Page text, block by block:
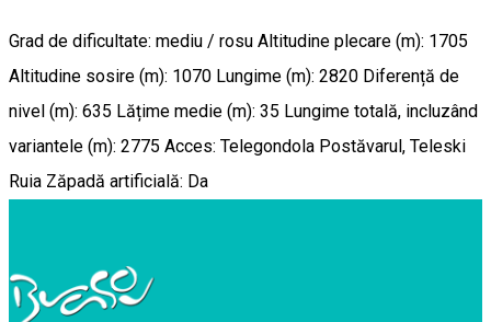
Grad de dificultate: mediu / rosu Altitudine plecare (m): 1705
Altitudine sosire (m): 1070 Lungime (m): 2820 Diferență de
nivel (m): 635 Lățime medie (m): 35 Lungime totală, incluzând
variantele (m): 2775 Acces: Telegondola Postăvarul, Teleski
Ruia Zăpadă artificială: Da